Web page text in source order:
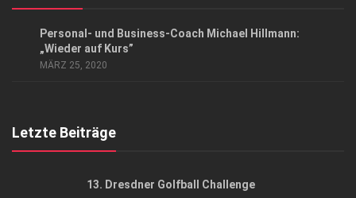
Personal- und Business-Coach Michael Hillmann:
„Wieder auf Kurs”
MÄRZ 25, 2020
Letzte Beiträge
13. Dresdner Golfball Challenge